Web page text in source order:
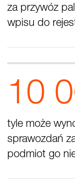
za przywóz
wpisu do
10
tyle może
sprawozdań
podmiot go nie